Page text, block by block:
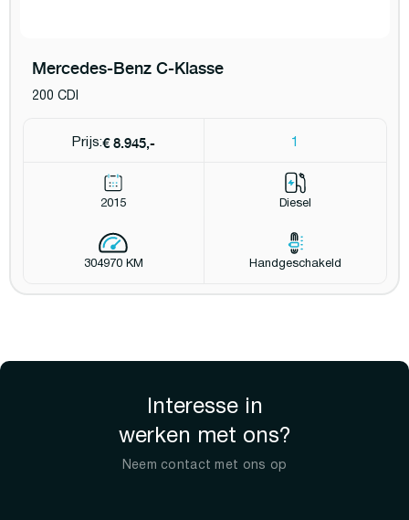
Mercedes-Benz C-Klasse
200 CDI
Prijs:€ 8.945,- 1
2015 Diesel
304970 KM Handgeschakeld
Interesse in
werken met ons?
Neem contact met ons op